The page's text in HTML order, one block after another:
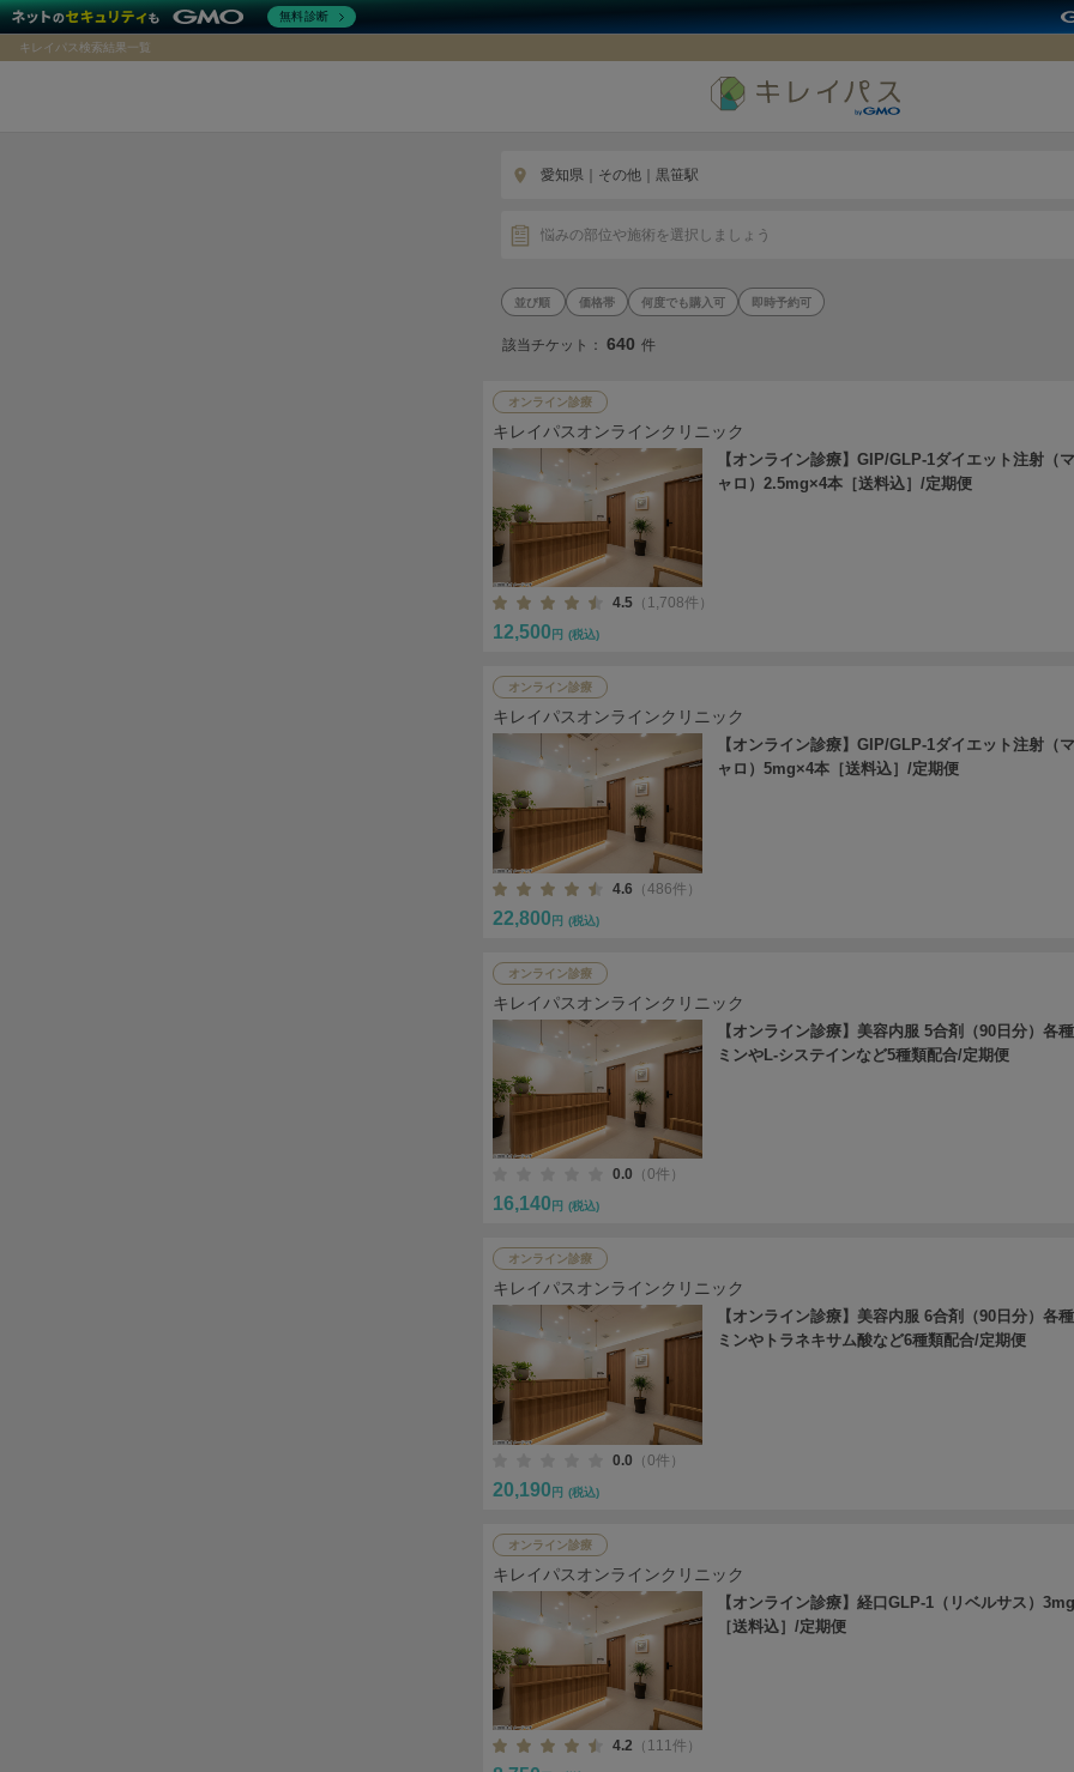
キレイパス検索結果一覧
愛知県｜その他｜黒笹駅
悩みの部位や施術を選択しましょう
価格帯 何度でも購入可 即時予約可
該当チケット：640 件
オンライン診療
キレイパスオンラインクリニック
【オンライン診療】GIP/GLP-1ダイエット注射（
ャロ）2.5mg×4本［送料込］/定期便
4.5 （1,708件）
12,500 円 (税込)
オンライン診療
キレイパスオンラインクリニック
【オンライン診療】GIP/GLP-1ダイエット注射（
ャロ）5mg×4本［送料込］/定期便
4.6 （486件）
22,800 円 (税込)
オンライン診療
キレイパスオンラインクリニック
【オンライン診療】美容内服 5合剤（90日分）各
ミンやL-システインなど5種類配合/定期便
0.0 （0件）
16,140 円 (税込)
オンライン診療
キレイパスオンラインクリニック
【オンライン診療】美容内服 6合剤（90日分）各
ミンやトラネキサム酸など6種類配合/定期便
0.0 （0件）
20,190 円 (税込)
オンライン診療
キレイパスオンラインクリニック
【オンライン診療】経口GLP-1（リベルサス）
［送料込］/定期便
4.2 （111件）
無料診断